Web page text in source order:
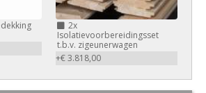
2x
Isolatievoorbereidingsset
t.b.v. zigeunerwagen
+€ 3.818,00